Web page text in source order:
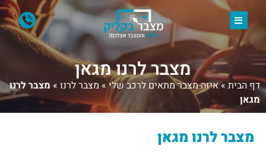
מצבר לרנו מגאן
דף הבית»איזה מצבר מתאים לרכב שלי» מצבר לרנו » מצבר לרנו
מגאן
מצבר לרנו מגאן